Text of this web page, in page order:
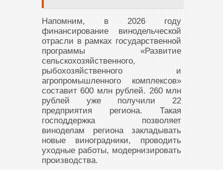
Напомним, в 2026 году
финансирование винодельческой
отрасли в рамках государственной
программы «Развитие
сельскохозяйственного,
рыбохозяйственного и
агропромышленного комплексов»
составит 600 млн рублей. 260 млн
рублей уже получили 22
предприятия региона. Такая
господдержка позволяет
виноделам региона закладывать
новые виноградники, проводить
уходные работы, модернизировать
производства.